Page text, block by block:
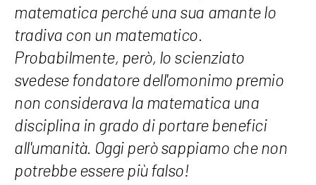
matematica perché una sua amante lo
tradiva con un matematico.
Probabilmente, però, lo scienziato
svedese fondatore dell'omonimo premio
non considerava la matematica una
disciplina in grado di portare benefici
all'umanità. Oggi però sappiamo che non
potrebbe essere più falso!